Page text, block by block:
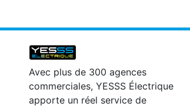
Avec plus de 300 agences
commerciales, YESSS Électrique
apporte un réel service de